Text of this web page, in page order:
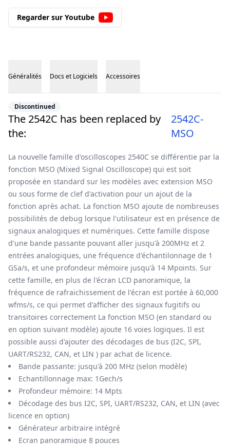
Regarder sur Youtube
Généralités Docs et Logiciels Accessoires
Discontinued
The 2542C has been replaced by
the:
2542C-
MSO
La nouvelle famille d'oscilloscopes 2540C se différentie par la
fonction MSO (Mixed Signal Oscilloscope) qui est soit
proposée en standard sur les modèles avec extension MSO
ou sous forme de clef d'activation pour un ajout de la
fonction après achat. La fonction MSO ajoute de nombreuses
possibilités de debug lorsque l'utilisateur est en présence de
signaux analogiques et numériques. Cette famille dispose
d'une bande passante pouvant aller jusqu'à 200MHz et 2
entrées analogiques, une fréquence d'échantilonnage de 1
GSa/s, et une profondeur mémoire jusqu'à 14 Mpoints. Sur
cette famille, en plus de l'écran LCD panoramique, la
fréquence de rafraichissement de l'écran est portée à 60,000
wfms/s, ce qui permet d'afficher des signaux fugitifs ou
transitoires correctement La fonction MSO (en standard ou
en option suivant modèle) ajoute 16 voies logiques. Il est
possible aussi d'ajouter des décodages de bus (I2C, SPI,
UART/RS232, CAN, et LIN ) par achat de licence.
Bande passante: jusqu'à 200 MHz (selon modèle)
Echantillonnage max: 1Gech/s
Profondeur mémoire: 14 Mpts
Décodage des bus I2C, SPI, UART/RS232, CAN, et LIN (avec
licence en option)
Générateur arbitraire intégré
Ecran panoramique 8 pouces